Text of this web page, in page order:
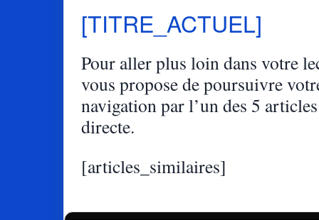
[TITRE_ACTUEL]
Pour aller plus loin dans votre
vous propose de poursuivre
navigation par l’un des 5
directe.
[articles_similaires]